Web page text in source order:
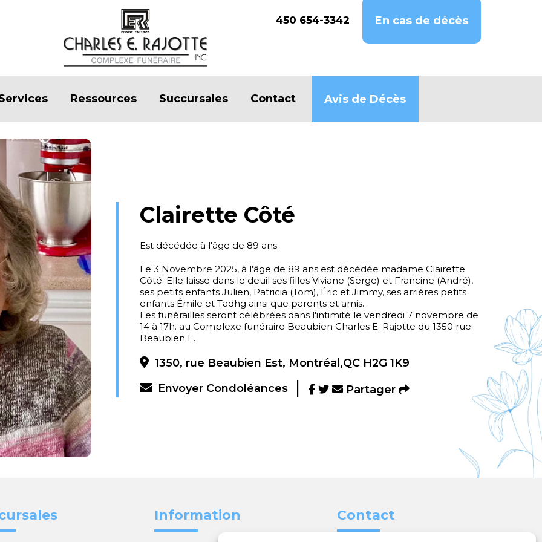
450 654-3342 En cas de décès
Ressources Succursales Contact Avis de Décès
Clairette Côté
Est décédée à l'âge de 89 ans
Le 3 Novembre 2025, à l'âge de 89 ans est décédée madame Clairette
Côté. Elle laisse dans le deuil ses filles Viviane (Serge) et Francine (André),
ses petits enfants Julien, Patricia (Tom), Éric et Jimmy, ses arrières petits
enfants Émile et Tadhg ainsi que parents et amis.
Les funérailles seront célébrées dans l'intimité le vendredi 7 novembre de
14 à 17h. au Complexe funéraire Beaubien Charles E. Rajotte du 1350 rue
Beaubien E.
1350, rue Beaubien Est, Montréal,QC H2G 1K9
Envoyer Condoléances
Partager
Information Contact